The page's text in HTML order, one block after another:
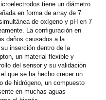
tiene un diámetro
en forma de array de 7
de oxígeno y pH en 7
La configuración en
daños causados ​​a la
inserción dentro de la
un material flexible y
del sensor y su validación
que se ha hecho crecer un
de hidrógeno, un compuesto
en muchas aguas